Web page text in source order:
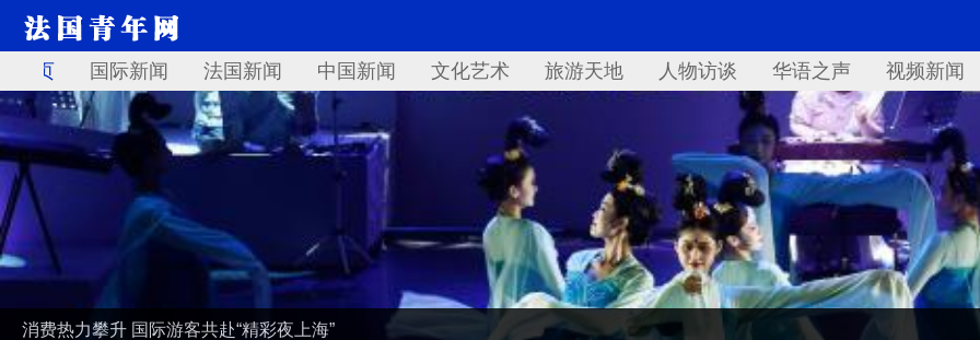
首页 国际新闻 法国新闻 中国新闻 文化艺术 旅游天地 人物访谈 华语之声 视频新闻
消费热力攀升 国际游客共赴“精彩夜上海”